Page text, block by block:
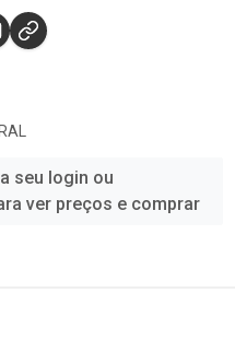
seu login ou
ver preços e comprar